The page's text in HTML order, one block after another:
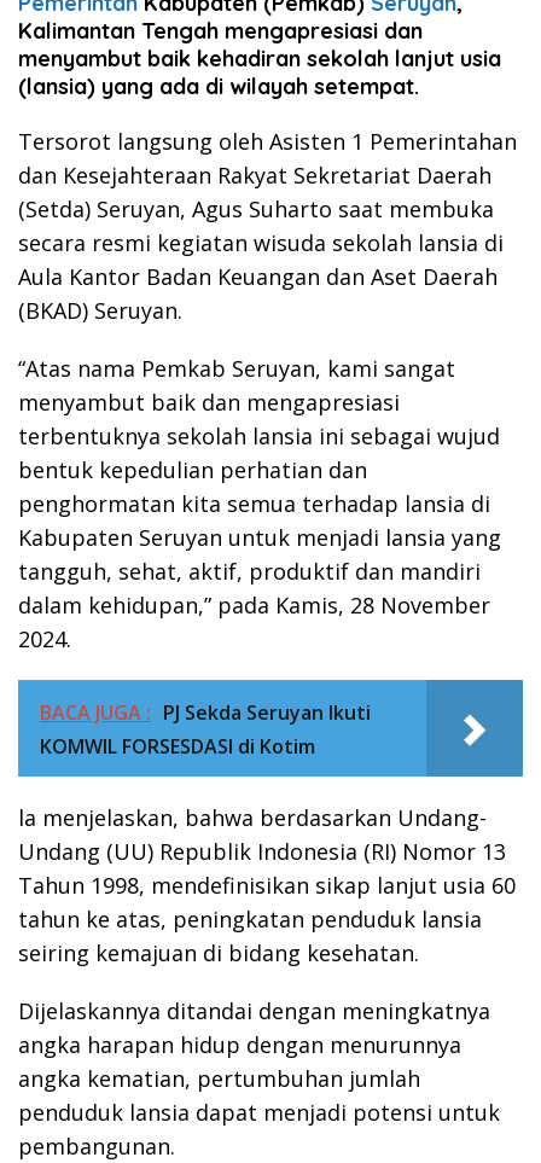
Kalimantan Tengah mengapresiasi dan
menyambut baik kehadiran sekolah lanjut usia
(lansia) yang ada di wilayah setempat.
Tersorot langsung oleh Asisten 1 Pemerintahan
dan Kesejahteraan Rakyat Sekretariat Daerah
(Setda) Seruyan, Agus Suharto saat membuka
secara resmi kegiatan wisuda sekolah lansia di
Aula Kantor Badan Keuangan dan Aset Daerah
(BKAD) Seruyan.
“Atas nama Pemkab Seruyan, kami sangat
menyambut baik dan mengapresiasi
terbentuknya sekolah lansia ini sebagai wujud
bentuk kepedulian perhatian dan
penghormatan kita semua terhadap lansia di
Kabupaten Seruyan untuk menjadi lansia yang
tangguh, sehat, aktif, produktif dan mandiri
dalam kehidupan,” pada Kamis, 28 November
2024.
BACA JUGA : PJ Sekda Seruyan Ikuti
KOMWIL FORSESDASI di Kotim
la menjelaskan, bahwa berdasarkan Undang-
Undang (UU) Republik Indonesia (RI) Nomor 13
Tahun 1998, mendefinisikan sikap lanjut usia 60
tahun ke atas, peningkatan penduduk lansia
seiring kemajuan di bidang kesehatan.
Dijelaskannya ditandai dengan meningkatnya
angka harapan hidup dengan menurunnya
angka kematian, pertumbuhan jumlah
penduduk lansia dapat menjadi potensi untuk
pembangunan.